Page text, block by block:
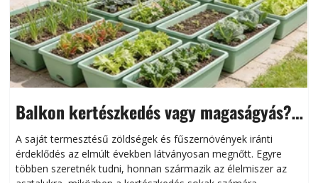
Balkon kertészkedés vagy magaságyás?
Helytakarékos kertészkedés
A saját termesztésű zöldségek és fűszernövények iránti
érdeklődés az elmúlt években látványosan megnőtt. Egyre
többen szeretnék tudni, honnan származik az élelmiszer az